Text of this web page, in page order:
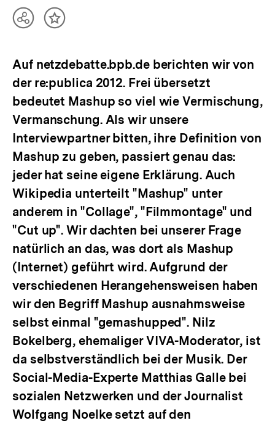
TeilenInhalt
Auf netzdebatte.bpb.de berichten wir von
der re:publica 2012. Frei übersetzt
bedeutet Mashup so viel wie Vermischung,
Vermanschung. Als wir unsere
Interviewpartner bitten, ihre Definition von
Mashup zu geben, passiert genau das:
jeder hat seine eigene Erklärung. Auch
Wikipedia unterteilt "Mashup" unter
anderem in "Collage", "Filmmontage" und
"Cut up". Wir dachten bei unserer Frage
natürlich an das, was dort als Mashup
(Internet) geführt wird. Aufgrund der
verschiedenen Herangehensweisen haben
wir den Begriff Mashup ausnahmsweise
selbst einmal "gemashupped". Nilz
Bokelberg, ehemaliger VIVA-Moderator, ist
da selbstverständlich bei der Musik. Der
Social-Media-Experte Matthias Galle bei
sozialen Netzwerken und der Journalist
Wolfgang Noelke setzt auf den